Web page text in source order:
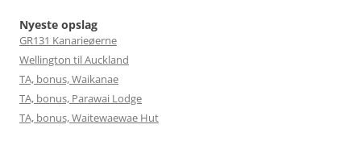
Nyeste opslag
GR131 Kanarieøerne
Wellington til Auckland
TA, bonus, Waikanae
TA, bonus, Parawai Lodge
TA, bonus, Waitewaewae Hut